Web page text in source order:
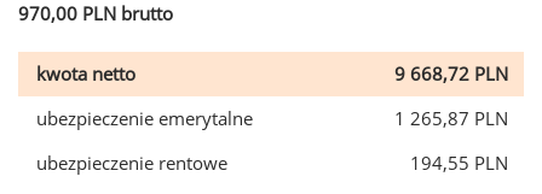
970,00 PLN brutto
kwota netto
9 668,72 PLN
ubezpieczenie emerytalne
1 265,87 PLN
ubezpieczenie rentowe
194,55 PLN